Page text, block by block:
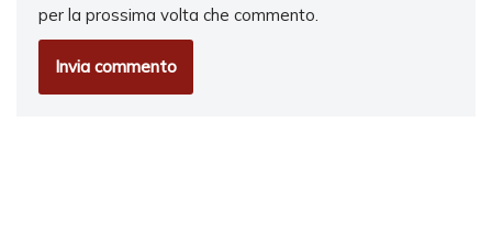
per la prossima volta che commento.